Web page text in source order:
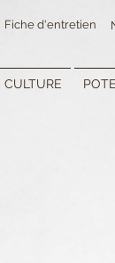
Fiche d'entretien
CULTURE